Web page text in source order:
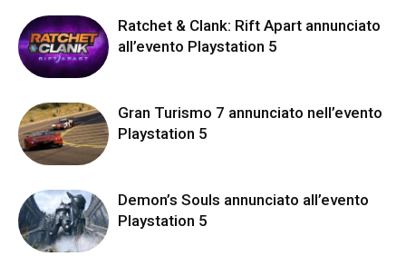
Ratchet & Clank: Rift Apart annunciato
all’evento Playstation 5
Gran Turismo 7 annunciato nell’evento
Playstation 5
Demon’s Souls annunciato all’evento
Playstation 5